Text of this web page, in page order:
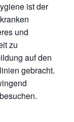
ist der
und
zu
auf den
gebracht.